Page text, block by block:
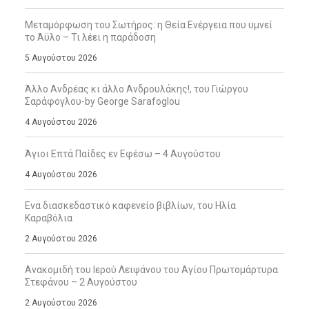
Μεταμόρφωση του Σωτήρος: η Θεία Ενέργεια που υμνεί
το Άϋλο – Τι λέει η παράδοση
5 Αυγούστου 2026
Άλλο Ανδρέας κι άλλο Ανδρουλάκης!, του Γιώργου
Σαράφογλου-by George Sarafoglou
4 Αυγούστου 2026
Άγιοι Επτά Παίδες εν Εφέσω – 4 Αυγούστου
4 Αυγούστου 2026
Ενα διασκεδαστικό καφενείο βιβλίων, του Ηλία
Καραβόλια
2 Αυγούστου 2026
Ανακομιδή του Ιερού Λειψάνου του Αγίου Πρωτομάρτυρα
Στεφάνου – 2 Αυγούστου
2 Αυγούστου 2026